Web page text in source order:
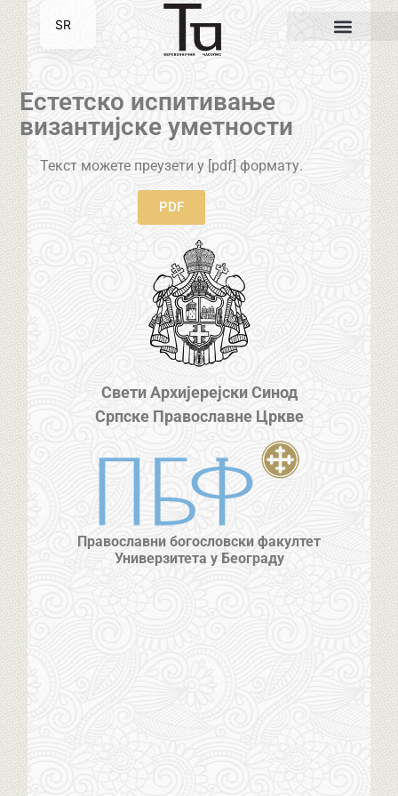
Естетско испитивање
византијске уметности
Текст можете преузети у [pdf] формату.
PDF
Свети Архијерејски Синод
Српске Православне Цркве
Православни богословски факултет
Универзитета у Београду
SR
EN